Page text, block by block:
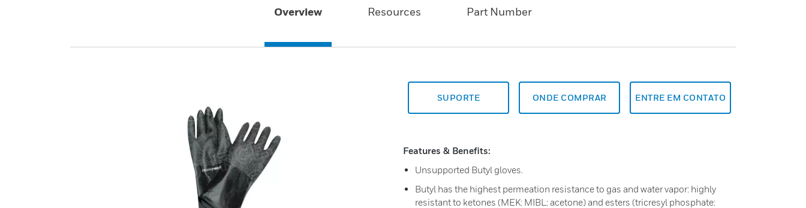
Overview Resources Part Number
SUPORTE ONDE COMPRAR ENTRE EM CONTATO
Features & Benefits:
Unsupported Butyl gloves.
Butyl has the highest permeation resistance to gas and water vapor: highly
resistant to ketones (MEK: MIBL: acetone) and esters (tricresyl phosphate: